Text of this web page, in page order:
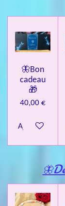
🦋Bon
cadeau
🎁
40,00 €
Ajouter au